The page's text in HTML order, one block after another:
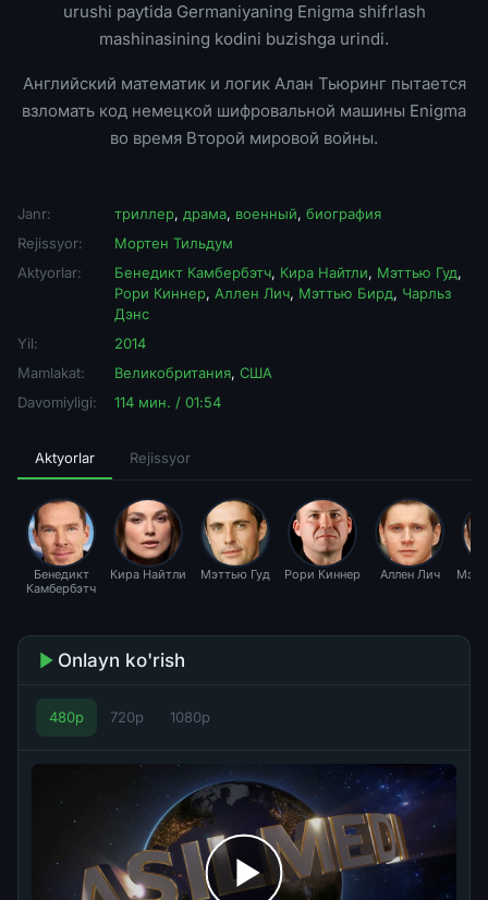
urushi paytida Germaniyaning Enigma shifrlash
mashinasining kodini buzishga urindi.
Английский математик и логик Алан Тьюринг пытается
взломать код немецкой шифровальной машины Enigma
во время Второй мировой войны.
Janr: триллер, драма, военный, биография
Rejissyor:
Мортен Тильдум
Aktyorlar:
Бенедикт Камбербэтч, Кира Найтли, Мэттью Гуд,
Рори Киннер, Аллен Лич, Мэттью Бирд, Чарльз
Дэнс
Yil:
2014
Mamlakat:
Великобритания, США
Davomiyligi:
114 мин. / 01:54
Aktyorlar Rejissyor
Бенедикт
Камбербэтч
Кира Найтли Мэттью Гуд Рори Киннер Аллен Лич
Onlayn ko'rish
480p 720p 1080p